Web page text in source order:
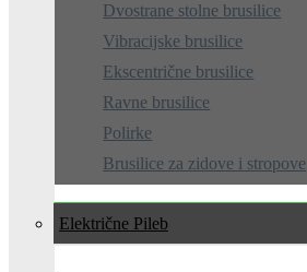
Dvostrane stolne brusilice
Vibracijske brusilice
Ekscentrične brusilice
Ravne brusilice
Polirke
Brusilice za zidove i stropove
Električne Pile